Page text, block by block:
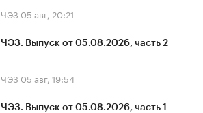
ЧЭЗ 05 авг, 20:21
ЧЭЗ. Выпуск от 05.08.2026, часть 2
ЧЭЗ 05 авг, 19:54
ЧЭЗ. Выпуск от 05.08.2026, часть 1